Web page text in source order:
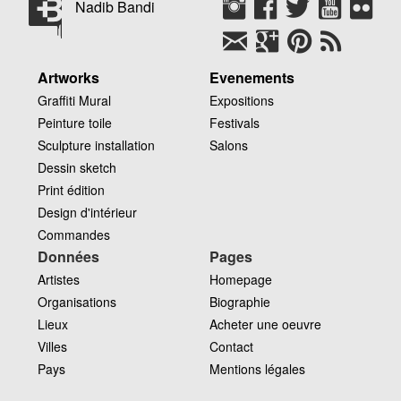
Nadib Bandi
Artworks
Graffiti Mural
Peinture toile
Sculpture installation
Dessin sketch
Print édition
Design d'intérieur
Commandes
Evenements
Expositions
Festivals
Salons
Données
Artistes
Organisations
Lieux
Villes
Pays
Pages
Homepage
Biographie
Acheter une oeuvre
Contact
Mentions légales